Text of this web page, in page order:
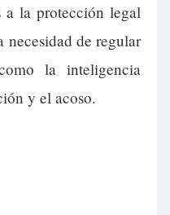
a la protección legal
necesidad de regular
la inteligencia
y el acoso.